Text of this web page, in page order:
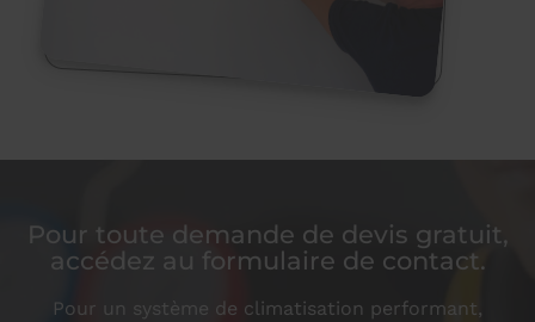
Pour toute demande de devis gratuit,
accédez au formulaire de contact.
Pour un système de climatisation performant,